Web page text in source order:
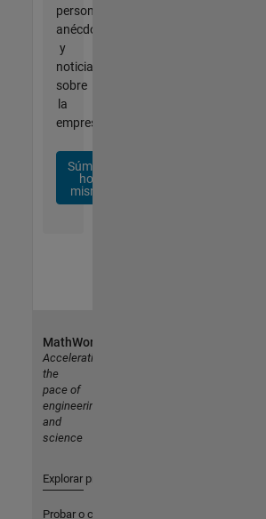
personalizadas,
anécdotas
y
noticias
sobre
la
empresa.
Súmese
hoy
mismo
MathWorks
Accelerating
the
pace of
engineering
and
science
Explorar productos
Probar o comprar